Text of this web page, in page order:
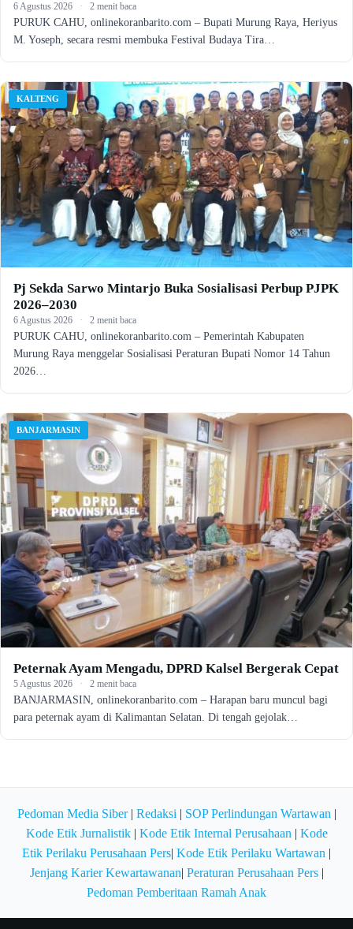
6 Agustus 2026 · 2 menit baca
PURUK CAHU, onlinekoranbarito.com – Bupati Murung Raya, Heriyus
M. Yoseph, secara resmi membuka Festival Budaya Tira…
KALTENG
Pj Sekda Sarwo Mintarjo Buka Sosialisasi Perbup PJPK
2026–2030
6 Agustus 2026 · 2 menit baca
PURUK CAHU, onlinekoranbarito.com – Pemerintah Kabupaten
Murung Raya menggelar Sosialisasi Peraturan Bupati Nomor 14 Tahun
2026…
BANJARMASIN
Peternak Ayam Mengadu, DPRD Kalsel Bergerak Cepat
5 Agustus 2026 · 2 menit baca
BANJARMASIN, onlinekoranbarito.com – Harapan baru muncul bagi
para peternak ayam di Kalimantan Selatan. Di tengah gejolak…
Pedoman Media Siber| Redaksi | SOP Perlindungan Wartawan |
Kode Etik Jurnalistik| Kode Etik Internal Perusahaan | Kode
Etik Perilaku Perusahaan Pers| Kode Etik Perilaku Wartawan |
Jenjang Karier Kewartawanan| Peraturan Perusahaan Pers|
Pedoman Pemberitaan Ramah Anak